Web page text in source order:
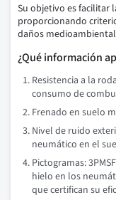
Su objetivo es facilitar
proporcionando
daños
¿Qué información
Resistencia a la
consumo de
Frenado en suelo
Nivel de ruido
neumático en el
Pictogramas:
hielo en los
que certifican su